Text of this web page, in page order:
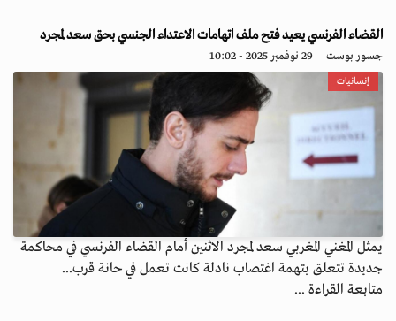
القضاء الفرنسي يعيد فتح ملف اتهامات الاعتداء الجنسي بحق سعد لمجرد
جسور بوست 29 نوفمبر 2025 - 10:02
إنسانيات
يمثل المغني المغربي سعد لمجرد الاثنين أمام القضاء الفرنسي في محاكمة
جديدة تتعلق بتهمة اغتصاب نادلة كانت تعمل في حانة قرب...
متابعة القراءة ...